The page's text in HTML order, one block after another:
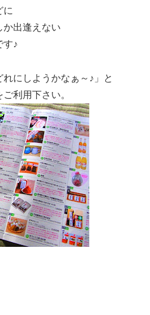
に
か出逢えない
す♪
にしようかなぁ～♪」と
利用下さい。